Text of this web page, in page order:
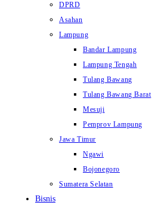
DPRD
Asahan
Lampung
Bandar Lampung
Lampung Tengah
Tulang Bawang
Tulang Bawang Barat
Mesuji
Pemprov Lampung
Jawa Timur
Ngawi
Bojonegoro
Sumatera Selatan
Bisnis